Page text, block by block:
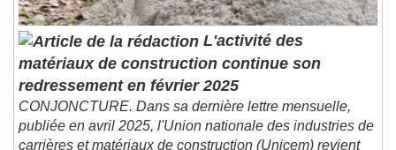
Audio Track
Picture-in-Picture
Fullscreen
This is a modal window.
Beginning of dialog window. Escape will cancel
and close the window.
Text
L'activité des
matériaux de construction continue son
redressement en février 2025
CONJONCTURE. Dans sa dernière lettre mensuelle,
publiée en avril 2025, l'Union nationale des industries de